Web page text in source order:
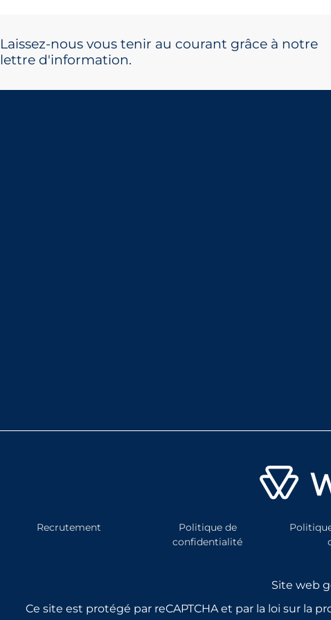
Laissez-nous vous tenir au courant grâce à notre
lettre d'information.
Recrutement
Politique de
confidentialité
Site web
Ce site est protégé par reCAPTCHA et par la loi sur la